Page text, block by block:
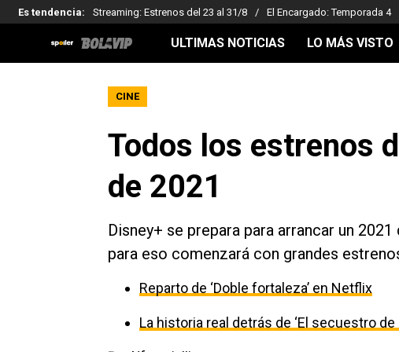
Es tendencia: Streaming: Estrenos del 23 al 31/8 El Encargado: Temporada 4
ULTIMAS NOTICIAS LO MÁS VISTO
CINE
Todos los estrenos
de 2021
Disney+ se prepara para arrancar un
para eso comenzará con grandes
Reparto de ‘Doble fortaleza’ en Netflix
La historia real detrás de ‘El secuestro de